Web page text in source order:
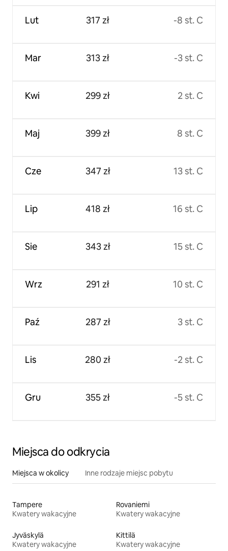
Lut
Mar
Kwi
Maj
Cze
Lip
Sie
Wrz
Paź
Lis
Gru
317 zł
313 zł
299 zł
399 zł
347 zł
418 zł
343 zł
291 zł
287 zł
280 zł
355 zł
-8 st. C
-3 st. C
2 st. C
8 st. C
13 st. C
16 st. C
15 st. C
10 st. C
3 st. C
-2 st. C
-5 st. C
Miejsca do odkrycia
Miejsca w okolicy Inne rodzaje miejsc pobytu
Tampere
Kwatery wakacyjne
Rovaniemi
Kwatery wakacyjne
Jyväskylä
Kwatery wakacyjne
Kittilä
Kwatery wakacyjne